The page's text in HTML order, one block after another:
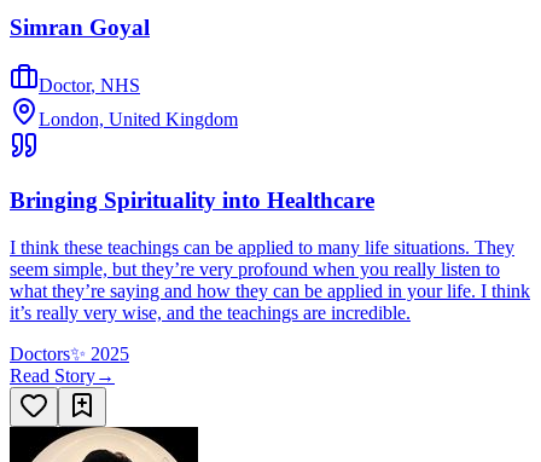
Simran Goyal
Doctor, NHS
London, United Kingdom
Bringing Spirituality into Healthcare
I think these teachings can be applied to many life situations. They
seem simple, but they’re very profound when you really listen to
what they’re saying and how they can be applied in your life. I think
it’s really very wise, and the teachings are incredible.
Doctors✨ 2025
Read Story→